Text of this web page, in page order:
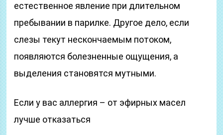
естественное явление при длительном
пребывании в парилке. Другое дело, если
слезы текут нескончаемым потоком,
появляются болезненные ощущения, а
выделения становятся мутными.
Если у вас аллергия – от эфирных масел
лучше отказаться